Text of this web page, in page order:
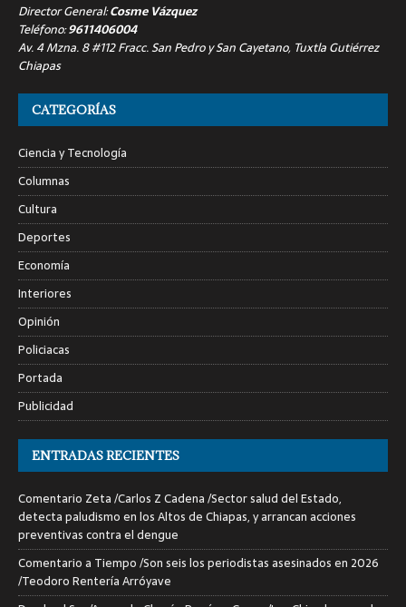
Director General:Cosme Vázquez
Teléfono:9611406004
Av. 4 Mzna. 8 #112 Fracc. San Pedro y San Cayetano, Tuxtla Gutiérrez
Chiapas
CATEGORÍAS
Ciencia y Tecnología
Columnas
Cultura
Deportes
Economía
Interiores
Opinión
Policiacas
Portada
Publicidad
ENTRADAS RECIENTES
Comentario Zeta /Carlos Z Cadena /Sector salud del Estado,
detecta paludismo en los Altos de Chiapas, y arrancan acciones
preventivas contra el dengue
Comentario a Tiempo /Son seis los periodistas asesinados en 2026
/Teodoro Rentería Arróyave